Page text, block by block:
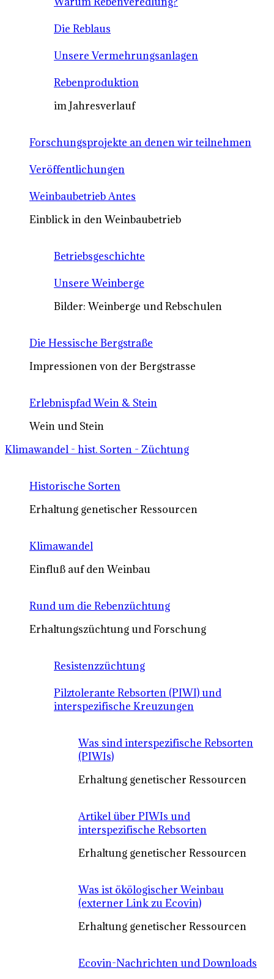
Die Reblaus
Unsere Vermehrungsanlagen
Rebenproduktion
im Jahresverlauf
Forschungsprojekte an denen wir teilnehmen
Veröffentlichungen
Weinbaubetrieb Antes
Einblick in den Weinbaubetrieb
Betriebsgeschichte
Unsere Weinberge
Bilder: Weinberge und Rebschulen
Die Hessische Bergstraße
Impressionen von der Bergstrasse
Erlebnispfad Wein & Stein
Wein und Stein
Klimawandel - hist. Sorten - Züchtung
Historische Sorten
Erhaltung genetischer Ressourcen
Klimawandel
Einfluß auf den Weinbau
Rund um die Rebenzüchtung
Erhaltungszüchtung und Forschung
Resistenzzüchtung
Pilztolerante Rebsorten (PIWI) und
interspezifische Kreuzungen
Was sind interspezifische Rebsorten
(PIWIs)
Erhaltung genetischer Ressourcen
Artikel über PIWIs und
interspezifische Rebsorten
Erhaltung genetischer Ressourcen
Was ist ökölogischer Weinbau
(externer Link zu Ecovin)
Erhaltung genetischer Ressourcen
Ecovin-Nachrichten und Downloads